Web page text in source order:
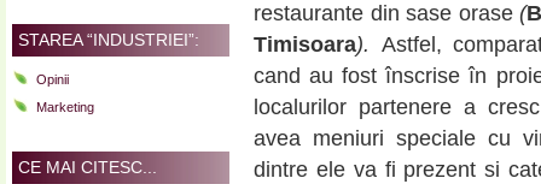
STAREA “INDUSTRIEI”:
Opinii
Marketing
CE MAI CITESC...
restaurante din sase orase(
Timisoara). Astfel,
cand au fost înscrise în
localurilor partenere a
avea meniuri speciale cu
dintre ele va fi prezent si